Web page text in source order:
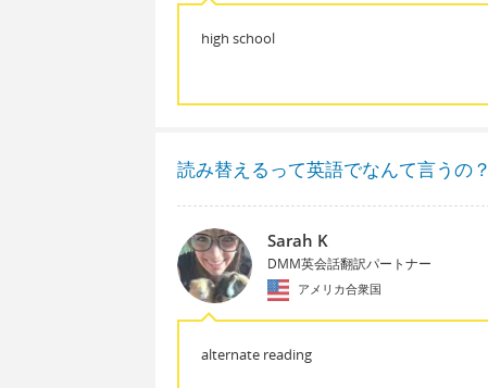
high school
読み替えるって英語でなんて言うの？
Sarah K
DMM英会話翻訳パートナー
アメリカ合衆国
alternate reading